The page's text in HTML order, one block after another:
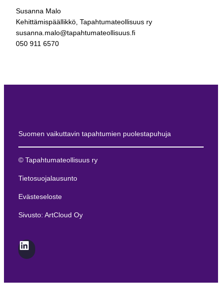
Susanna Malo
Kehittämispäällikkö, Tapahtumateollisuus ry
susanna.malo@tapahtumateollisuus.fi
050 911 6570
Suomen vaikuttavin tapahtumien puolestapuhuja
© Tapahtumateollisuus ry
Tietosuojalausunto
Evästeseloste
Sivusto: ArtCloud Oy
LinkedIn